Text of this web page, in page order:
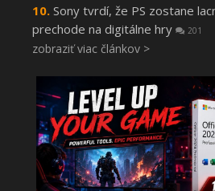
Sony tvrdí, že PS zostane
prechode na digitálne hry
201
zobraziť viac článkov >